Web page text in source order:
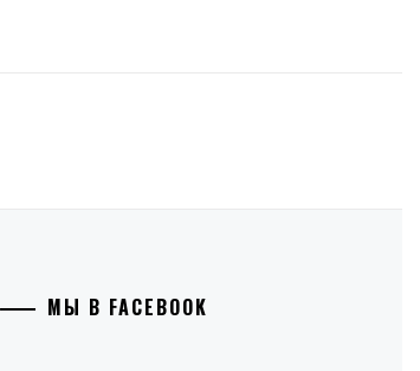
МЫ В FACEBOOK